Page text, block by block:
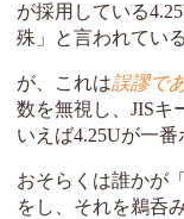
が採用している
殊」と言われてい
が、これは誤謬で
数を無視し、JISキ
いえば4.25Uが一番
おそらくは誰かが
をし、それを鵜呑